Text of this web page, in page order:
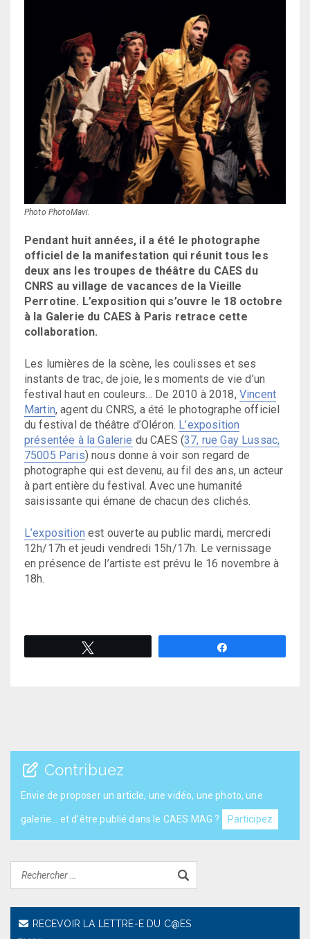
Photo PhotoMavi.
Pendant huit années, il a été le photographe
officiel de la manifestation qui réunit tous les
deux ans les troupes de théâtre du CAES du
CNRS au village de vacances de la Vieille
Perrotine. L’exposition qui s’ouvre le 18 octobre
à la Galerie du CAES à Paris retrace cette
collaboration.
Les lumières de la scène, les coulisses et ses
instants de trac, de joie, les moments de vie d’un
festival haut en couleurs… De 2010 à 2018, Vincent
Martin, agent du CNRS, a été le photographe officiel
du festival de théâtre d’Oléron. L’exposition
présentée à la Galerie du CAES (37, rue Gay Lussac,
75005 Paris) nous donne à voir son regard de
photographe qui est devenu, au fil des ans, un acteur
à part entière du festival. Avec une humanité
saisissante qui émane de chacun des clichés.
L’exposition est ouverte au public mardi, mercredi
12h/17h et jeudi vendredi 15h/17h. Le vernissage
en présence de l’artiste est prévu le 16 novembre à
18h.
Contribuez
Envie de proposer un article, une vidéo, une photo, une
galerie... et d'être publié dans le CAES MAG ? Participez
RECEVOIR LA LETTRE-E DU C@ES